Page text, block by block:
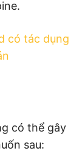
có tác dụng
có thể gây
sau: